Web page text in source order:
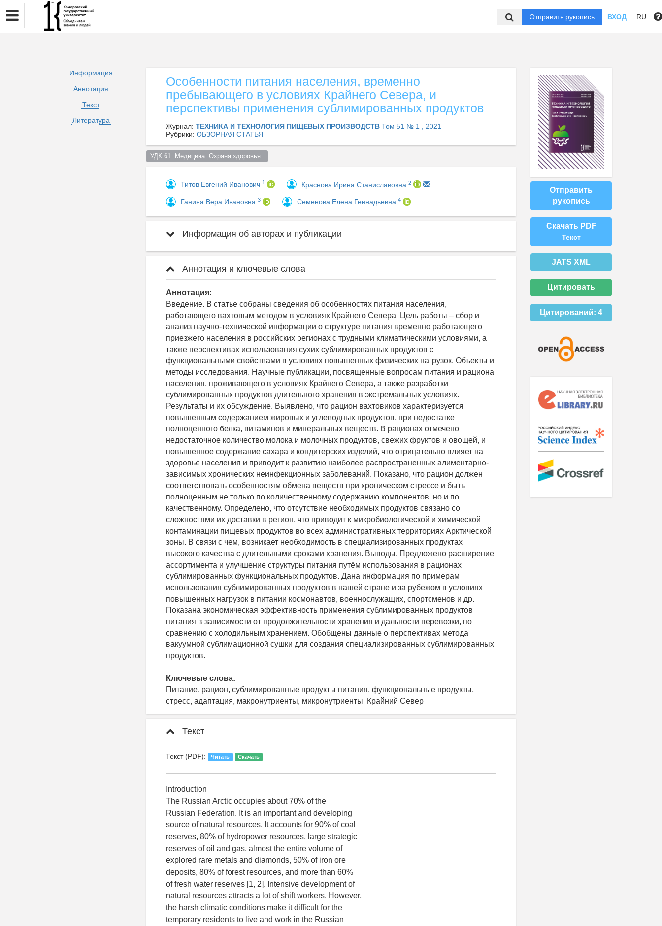
Отправить рукопись ВХОД RU
Информация
Аннотация
Текст
Литература
Особенности питания населения, временно
пребывающего в условиях Крайнего Севера, и
перспективы применения сублимированных продуктов
Журнал: ТЕХНИКА И ТЕХНОЛОГИЯ ПИЩЕВЫХ ПРОИЗВОДСТВ Том 51 № 1 , 2021
Рубрики: ОБЗОРНАЯ СТАТЬЯ
УДК 61  Медицина. Охрана здоровья
Титов Евгений Иванович 1 Краснова Ирина Станиславовна 2
Ганина Вера Ивановна 3 Семенова Елена Геннадьевна 4
Информация об авторах и публикации
Аннотация и ключевые слова
Аннотация:
Введение. В статье собраны сведения об особенностях питания населения,
работающего вахтовым методом в условиях Крайнего Севера. Цель работы – сбор и
анализ научно-технической информации о структуре питания временно работающего
приезжего населения в российских регионах с трудными климатическими условиями, а
также перспективах использования сухих сублимированных продуктов с
функциональными свойствами в условиях повышенных физических нагрузок. Объекты и
методы исследования. Научные публикации, посвященные вопросам питания и рациона
населения, проживающего в условиях Крайнего Севера, а также разработки
сублимированных продуктов длительного хранения в экстремальных условиях.
Результаты и их обсуждение. Выявлено, что рацион вахтовиков характеризуется
повышенным содержанием жировых и углеводных продуктов, при недостатке
полноценного белка, витаминов и минеральных веществ. В рационах отмечено
недостаточное количество молока и молочных продуктов, свежих фруктов и овощей, и
повышенное содержание сахара и кондитерских изделий, что отрицательно влияет на
здоровье населения и приводит к развитию наиболее распространенных алиментарно-
зависимых хронических неинфекционных заболеваний. Показано, что рацион должен
соответствовать особенностям обмена веществ при хроническом стрессе и быть
полноценным не только по количественному содержанию компонентов, но и по
качественному. Определено, что отсутствие необходимых продуктов связано со
сложностями их доставки в регион, что приводит к микробиологической и химической
контаминации пищевых продуктов во всех административных территориях Арктической
зоны. В связи с чем, возникает необходимость в специализированных продуктах
высокого качества с длительными сроками хранения. Выводы. Предложено расширение
ассортимента и улучшение структуры питания путём использования в рационах
сублимированных функциональных продуктов. Дана информация по примерам
использования сублимированных продуктов в нашей стране и за рубежом в условиях
повышенных нагрузок в питании космонавтов, военнослужащих, спортсменов и др.
Показана экономическая эффективность применения сублимированных продуктов
питания в зависимости от продолжительности хранения и дальности перевозки, по
сравнению с холодильным хранением. Обобщены данные о перспективах метода
вакуумной сублимационной сушки для создания специализированных сублимированных
продуктов.
Ключевые слова:
Питание, рацион, сублимированные продукты питания, функциональные продукты,
стресс, адаптация, макронутриенты, микронутриенты, Крайний Север
Текст
Текст (PDF): Читать Скачать
Introduction
The Russian Arctic occupies about 70% of the
Russian Federation. It is an important and developing
source of natural resources. It accounts for 90% of coal
reserves, 80% of hydropower resources, large strategic
reserves of oil and gas, almost the entire volume of
explored rare metals and diamonds, 50% of iron ore
deposits, 80% of forest resources, and more than 60%
of fresh water reserves [1, 2]. Intensive development of
natural resources attracts a lot of shift workers. However,
the harsh climatic conditions make it difficult for the
temporary residents to live and work in the Russian
Отправить
рукопись
Скачать PDF
Текст
JATS XML
Цитировать
Цитирований: 4